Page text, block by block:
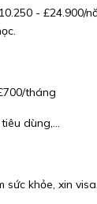
- £24.900/
tháng
dùng,...
sức khỏe, xin visa.